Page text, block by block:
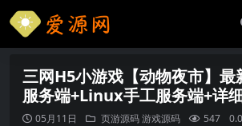
三网H5小游戏【动物夜市】
服务端+Linux手工服务端+详
05月11日 页游源码游戏源码 547